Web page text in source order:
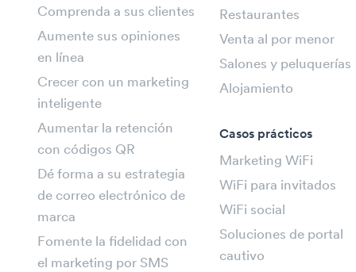
Comprenda a sus clientes
Aumente sus opiniones
en línea
Crecer con un marketing
inteligente
Aumentar la retención
con códigos QR
Dé forma a su estrategia
de correo electrónico de
marca
Fomente la fidelidad con
el marketing por SMS
Restaurantes
Venta al por menor
Salones y peluquerías
Alojamiento
Casos prácticos
Marketing WiFi
WiFi para invitados
WiFi social
Soluciones de portal
cautivo